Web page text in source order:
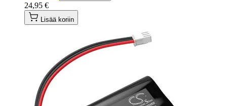
24,95 €
Lisää koriin